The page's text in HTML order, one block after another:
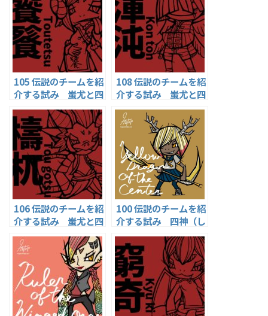
105 伝説のチームを紹
介する試み 蚩尤と四
凶（しきょう）編②
饕餮（とうてつ）
108 伝説のチームを紹
介する試み 蚩尤と四
凶（しきょう）編⑤
渾沌（こんとん）
106 伝説のチームを紹
介する試み 蚩尤と四
凶（しきょう）編③
檮杌（とうごつ）
100 伝説のチームを紹
介する試み 四神（し
しん）番外編1・四霊
編① 黄龍